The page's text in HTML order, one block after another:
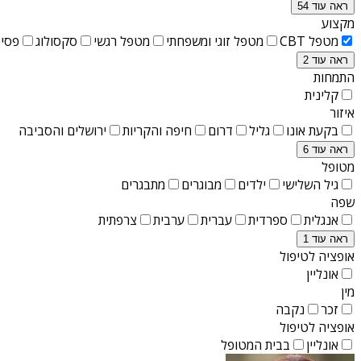
ראה עוד 54
מקצוע
מטפל CBT
מטפל זוגי ומשפחתי מטפל רגשי סקסולוג
ראה עוד 2
התמחות
קלינית
איזור
בקעת אונו
גליל דרום חיפה והקריות ירושלים והסביבה
ראה עוד 6
מטופל
גיל השלישי
ילדים מבוגרים
מתבגרים
שפה
אנגלית
ספרדית עברית ערבית צרפתית
ראה עוד 1
אופציה לטיפול
אונליין
מין
זכר
נקבה
אופציה לטיפול
אונליין
בבית המטופל